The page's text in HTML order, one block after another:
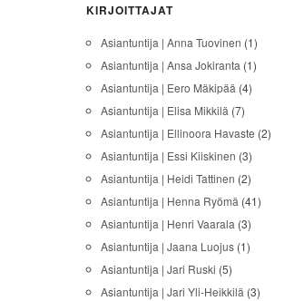
KIRJOITTAJAT
Asiantuntija | Anna Tuovinen (1)
Asiantuntija | Ansa Jokiranta (1)
Asiantuntija | Eero Mäkipää (4)
Asiantuntija | Elisa Mikkilä (7)
Asiantuntija | Ellinoora Havaste (2)
Asiantuntija | Essi Kiiskinen (3)
Asiantuntija | Heidi Tattinen (2)
Asiantuntija | Henna Ryömä (41)
Asiantuntija | Henri Vaarala (3)
Asiantuntija | Jaana Luojus (1)
Asiantuntija | Jari Ruski (5)
Asiantuntija | Jari Yli-Heikkilä (3)